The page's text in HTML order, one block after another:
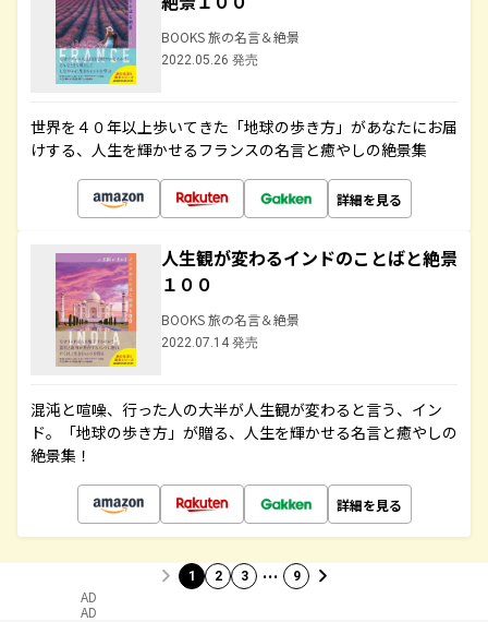
BOOKS 旅の名言＆絶景
2022.05.26 発売
世界を４０年以上歩いてきた「地球の歩き方」があなたにお届
けする、人生を輝かせるフランスの名言と癒やしの絶景集
詳細を見る
人生観が変わるインドのことばと絶景
１００
BOOKS 旅の名言＆絶景
2022.07.14 発売
混沌と喧噪、行った人の大半が人生観が変わると言う、イン
ド。「地球の歩き方」が贈る、人生を輝かせる名言と癒やしの
絶景集！
詳細を見る
1 2 3 … 9
AD
AD